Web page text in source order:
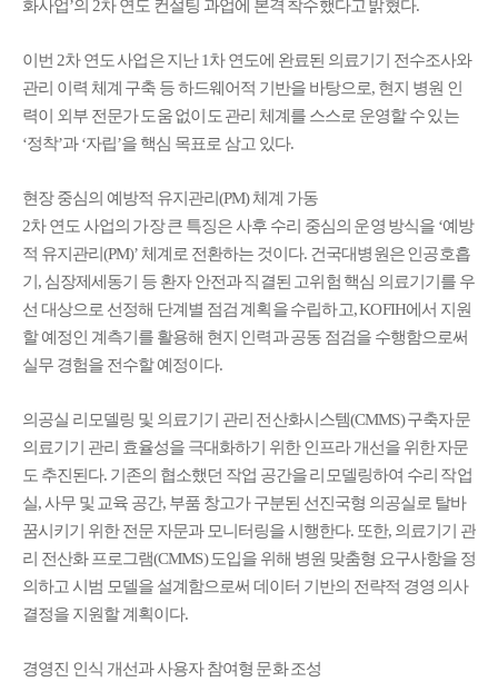
화사업’의 2차 연도 컨설팅 과업에 본격 착수했다고 밝혔다.
이번 2차 연도 사업은 지난 1차 연도에 완료된 의료기기 전수조사와
관리 이력 체계 구축 등 하드웨어적 기반을 바탕으로, 현지 병원 인
력이 외부 전문가 도움 없이도 관리 체계를 스스로 운영할 수 있는
‘정착’과 ‘자립’을 핵심 목표로 삼고 있다.
현장 중심의 예방적 유지관리(PM) 체계 가동
2차 연도 사업의 가장 큰 특징은 사후 수리 중심의 운영 방식을 ‘예방
적 유지관리(PM)’ 체계로 전환하는 것이다. 건국대병원은 인공호흡
기, 심장제세동기 등 환자 안전과 직결된 고위험 핵심 의료기기를 우
선 대상으로 선정해 단계별 점검 계획을 수립하고, KOFIH에서 지원
할 예정인 계측기를 활용해 현지 인력과 공동 점검을 수행함으로써
실무 경험을 전수할 예정이다.
의공실 리모델링 및 의료기기 관리 전산화시스템(CMMS) 구축자문
의료기기 관리 효율성을 극대화하기 위한 인프라 개선을 위한 자문
도 추진된다. 기존의 협소했던 작업 공간을 리모델링하여 수리 작업
실, 사무 및 교육 공간, 부품 창고가 구분된 선진국형 의공실로 탈바
꿈시키기 위한 전문 자문과 모니터링을 시행한다. 또한, 의료기기 관
리 전산화 프로그램(CMMS) 도입을 위해 병원 맞춤형 요구사항을 정
의하고 시범 모델을 설계함으로써 데이터 기반의 전략적 경영 의사
결정을 지원할 계획이다.
경영진 인식 개선과 사용자 참여형 문화 조성